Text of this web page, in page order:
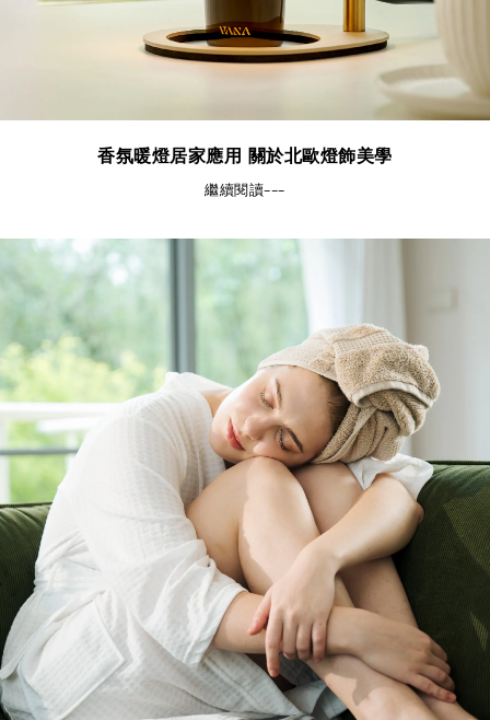
香氛暖燈居家應用 關於北歐燈飾美學
繼續閱讀---